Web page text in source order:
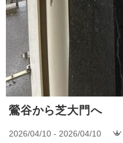
鶯谷から芝大門へ
2026/04/10 - 2026/04/10